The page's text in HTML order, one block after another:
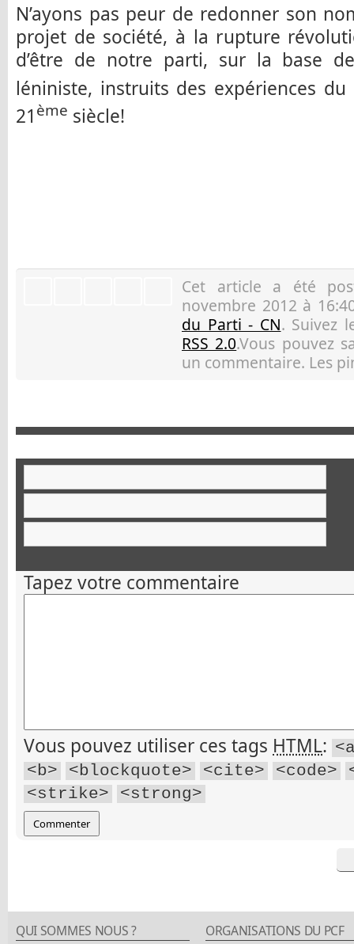
N’ayons pas peur de redonner son
projet de société, à la rupture
d’être de notre parti, sur la base
léniniste, instruits des expériences du
21 ème siècle!
Cet article a été
novembre 2012 à
du Parti - CN. Suivez
RSS 2.0.Vous pouvez
un commentaire. Les
Tapez votre commentaire
Vous pouvez utiliser ces tags HTML:
<b>
<blockquote> <cite> <code>
<strike>
<strong>
QUI SOMMES NOUS ? ORGANISATIONS DU PCF